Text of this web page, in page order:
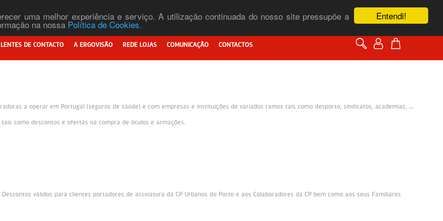
Entendi!
uma melhor experiência e serviço. A utilização continuada do nosso site pressupõe a
na nossa Política de Cookies.
LENTES DE CONTACTO A ERGOVISÃO REDE LOJAS COMUNICAÇÃO CONTACTOS
a operar em Portugal (seguros de saúde) e com empresas e instituições de variados ramos tais como desporto, sindicatos, academias, ...
como descontos e ofertas na compra de óculos e armações.
válidos para clientes portadores de assinatura da CP Urbanos do Porto e aos Colaboradores da CP bem como aos seus Familiares